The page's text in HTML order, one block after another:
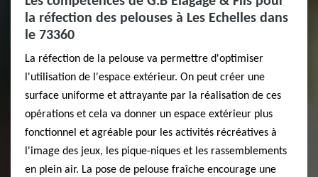
la réfection des pelouses à Les Echelles dans
le 73360
La réfection de la pelouse va permettre d'optimiser
l'utilisation de l'espace extérieur. On peut créer une
surface uniforme et attrayante par la réalisation de ces
opérations et cela va donner un espace extérieur plus
fonctionnel et agréable pour les activités récréatives à
l'image des jeux, les pique-niques et les rassemblements
en plein air. La pose de pelouse fraîche encourage une